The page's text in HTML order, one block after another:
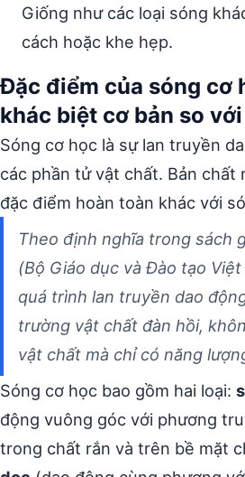
Giống như các loại sóng
cách hoặc khe hẹp.
Đặc điểm của sóng cơ
khác biệt cơ bản so
Sóng cơ học là sự lan truyền
các phần tử vật chất. Bản chất
đặc điểm hoàn toàn khác với
Theo định nghĩa trong sách
(Bộ Giáo dục và Đào tạo
quá trình lan truyền dao
trường vật chất đàn hồi,
vật chất mà chỉ có năng
Sóng cơ học bao gồm hai loại:
động vuông góc với phương
trong chất rắn và trên bề mặt